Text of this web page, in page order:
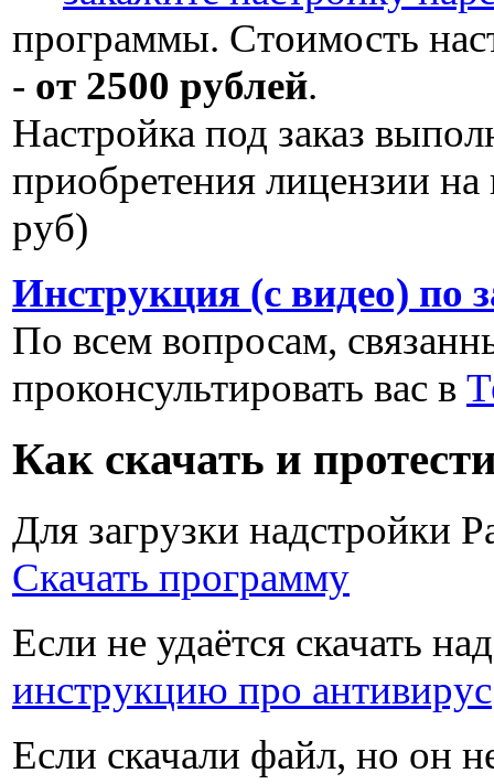
программы. Стоимость
- от 2500 рублей.
Настройка под заказ
приобретения лицензии
руб)
Инструкция (с видео) по
По всем вопросам,
проконсультировать вас в
Как скачать и
Для загрузки надстройки
Скачать программу
Если не удаётся скачать
инструкцию про антивирус
Если скачали файл, но он